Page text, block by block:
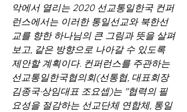
악에서 열리는 2020 선교통일한국 컨퍼
런스에서는 이러한 통일선교와 북한선
교를 향한 하나님의 큰 그림과 뜻을 살펴
보고, 같은 방향으로 나아갈 수 있도록
제안할 계획이다. 컨퍼런스를 주관하는
선교통일한국협의회(선통협, 대표회장
김종국·상임대표 조요셉)는 "협력의 필
요성을 절감하는 선교단체 연합체, 통일